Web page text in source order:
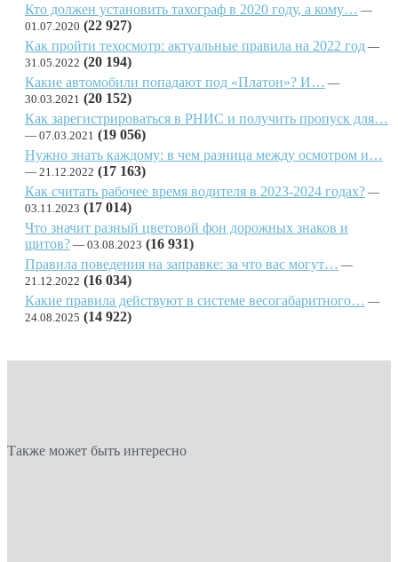
Кто должен установить тахограф в 2020 году, а кому…
01.07.2020 (22 927)
Как пройти техосмотр: актуальные правила на 2022 год
31.05.2022 (20 194)
Какие автомобили попадают под «Платон»? И…
30.03.2021 (20 152)
Как зарегистрироваться в РНИС и получить пропуск для…
07.03.2021 (19 056)
Нужно знать каждому: в чем разница между осмотром и…
21.12.2022 (17 163)
Как считать рабочее время водителя в 2023-2024 годах?
03.11.2023 (17 014)
Что значит разный цветовой фон дорожных знаков и
щитов?
03.08.2023 (16 931)
Правила поведения на заправке: за что вас могут…
21.12.2022 (16 034)
Какие правила действуют в системе весогабаритного…
24.08.2025 (14 922)
Также может быть интересно